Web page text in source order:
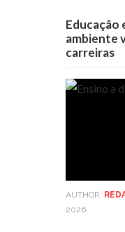
Educação
ambiente
carreiras
AUTHOR:
2026